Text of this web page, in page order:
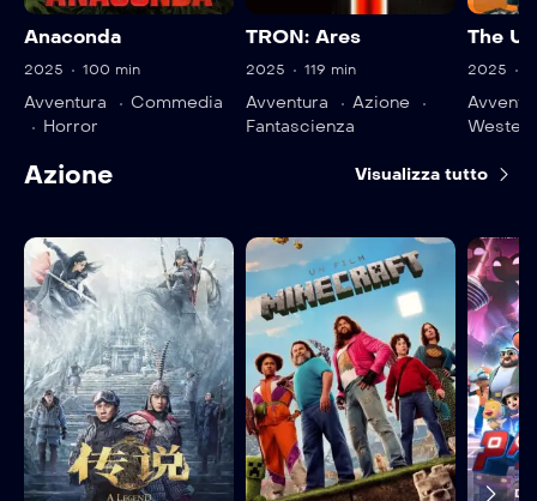
Anaconda
2025 100 min
Avventura
Commedia
Horror
TRON: Ares
2025 119 min
Avventura
Azione
Fantascienza
The
2025
Western
Azione Visualizza tutto